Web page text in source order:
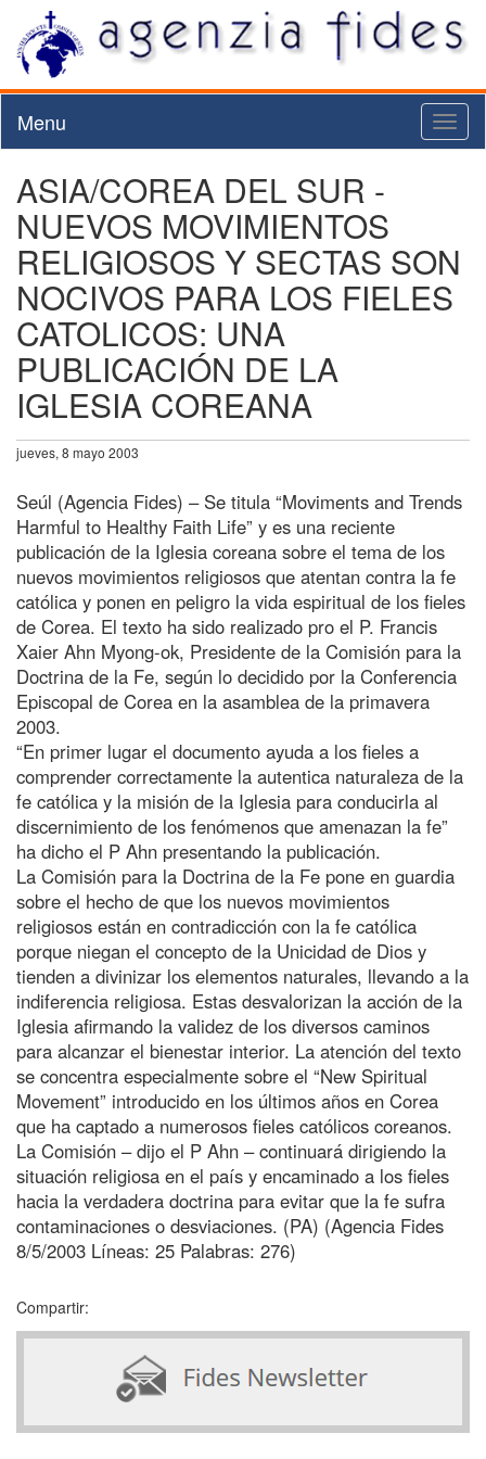
Menu
ASIA/COREA DEL SUR -
NUEVOS MOVIMIENTOS
RELIGIOSOS Y SECTAS SON
NOCIVOS PARA LOS FIELES
CATOLICOS: UNA
PUBLICACIÓN DE LA
IGLESIA COREANA
jueves, 8 mayo 2003
Seúl (Agencia Fides) – Se titula “Moviments and Trends
Harmful to Healthy Faith Life” y es una reciente
publicación de la Iglesia coreana sobre el tema de los
nuevos movimientos religiosos que atentan contra la fe
católica y ponen en peligro la vida espiritual de los fieles
de Corea. El texto ha sido realizado pro el P. Francis
Xaier Ahn Myong-ok, Presidente de la Comisión para la
Doctrina de la Fe, según lo decidido por la Conferencia
Episcopal de Corea en la asamblea de la primavera
2003.
“En primer lugar el documento ayuda a los fieles a
comprender correctamente la autentica naturaleza de la
fe católica y la misión de la Iglesia para conducirla al
discernimiento de los fenómenos que amenazan la fe”
ha dicho el P Ahn presentando la publicación.
La Comisión para la Doctrina de la Fe pone en guardia
sobre el hecho de que los nuevos movimientos
religiosos están en contradicción con la fe católica
porque niegan el concepto de la Unicidad de Dios y
tienden a divinizar los elementos naturales, llevando a la
indiferencia religiosa. Estas desvalorizan la acción de la
Iglesia afirmando la validez de los diversos caminos
para alcanzar el bienestar interior. La atención del texto
se concentra especialmente sobre el “New Spiritual
Movement” introducido en los últimos años en Corea
que ha captado a numerosos fieles católicos coreanos.
La Comisión – dijo el P Ahn – continuará dirigiendo la
situación religiosa en el país y encaminado a los fieles
hacia la verdadera doctrina para evitar que la fe sufra
contaminaciones o desviaciones. (PA) (Agencia Fides
8/5/2003 Líneas: 25 Palabras: 276)
Compartir: